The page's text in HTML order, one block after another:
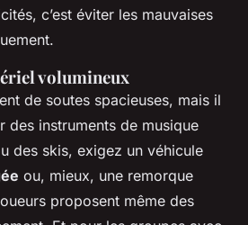
c’est éviter les mauvaises
volumineux
de soutes spacieuses, mais il
des instruments de musique
des skis, exigez un véhicule
ou, mieux, une remorque
proposent même des